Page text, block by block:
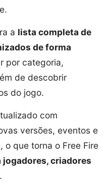
a lista completa de
de forma
por categoria,
de descobrir
do jogo.
com
versões, eventos e
que torna o Free Fire
jogadores, criadores
.